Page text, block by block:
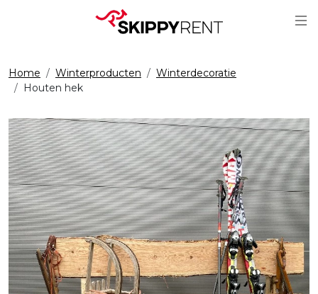
Home Winterproducten
Winterdecoratie
Houten hek